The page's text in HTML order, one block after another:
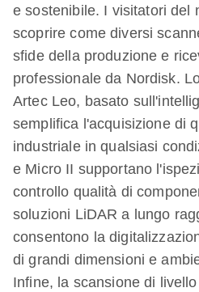
e sostenibile. I visitatori del
scoprire come diversi
sfide della produzione e
professionale da Nordisk.
Artec Leo, basato
semplifica l'acquisizione di
industriale in qualsiasi
e Micro II supportano
controllo qualità di
soluzioni LiDAR a lungo
consentono la
di grandi dimensioni e
Infine, la scansione di